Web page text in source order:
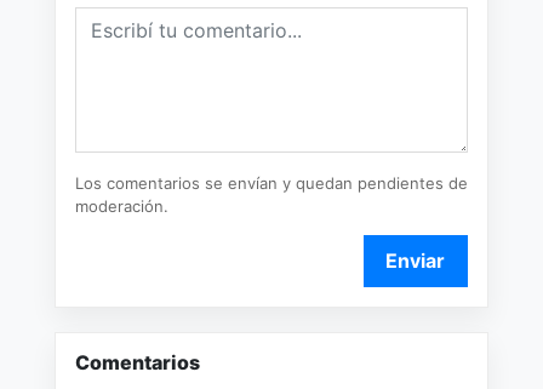
Los comentarios se envían y quedan pendientes de
moderación.
Enviar
Comentarios